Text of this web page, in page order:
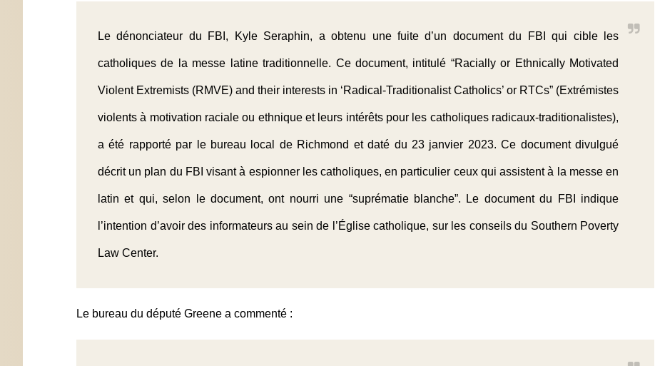
Le dénonciateur du FBI, Kyle Seraphin, a obtenu une fuite d’un document du FBI qui cible les
catholiques de la messe latine traditionnelle. Ce document, intitulé “Racially or Ethnically Motivated
Violent Extremists (RMVE) and their interests in ‘Radical-Traditionalist Catholics’ or RTCs” (Extrémistes
violents à motivation raciale ou ethnique et leurs intérêts pour les catholiques radicaux-traditionalistes),
a été rapporté par le bureau local de Richmond et daté du 23 janvier 2023. Ce document divulgué
décrit un plan du FBI visant à espionner les catholiques, en particulier ceux qui assistent à la messe en
latin et qui, selon le document, ont nourri une “suprématie blanche”. Le document du FBI indique
l’intention d’avoir des informateurs au sein de l’Église catholique, sur les conseils du Southern Poverty
Law Center.
Le bureau du député Greene a commenté :